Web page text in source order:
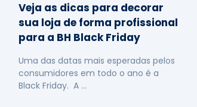
Veja as dicas para decorar
sua loja de forma profissional
para a BH Black Friday
Uma das datas mais esperadas pelos
consumidores em todo o ano é a
Black Friday. A …